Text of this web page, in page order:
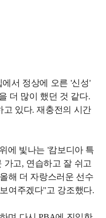
서 정상에 오른 '신성'
더 많이 했던 것 같다.
고 있다. 재충전의 시간
에 빛나는 '캄보디아 특
가고, 연습하고 잘 쉬고
해 더 자랑스러운 선수
여주겠다"고 강조했다.